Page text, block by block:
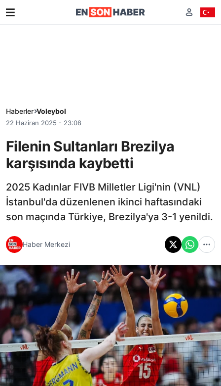
Haberler Voleybol
22 Haziran 2025 - 23:08
Filenin Sultanları Brezilya
karşısında kaybetti
2025 Kadınlar FIVB Milletler Ligi'nin (VNL)
İstanbul'da düzenlenen ikinci haftasındaki
son maçında Türkiye, Brezilya'ya 3-1 yenildi.
Haber Merkezi